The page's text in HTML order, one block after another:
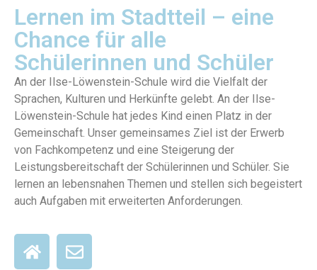
Lernen im Stadtteil – eine
Chance für alle
Schülerinnen und Schüler
An der Ilse-Löwenstein-Schule wird die Vielfalt der
Sprachen, Kulturen und Herkünfte gelebt. An der Ilse-
Löwenstein-Schule hat jedes Kind einen Platz in der
Gemeinschaft. Unser gemeinsames Ziel ist der Erwerb
von Fachkompetenz und eine Steigerung der
Leistungsbereitschaft der Schülerinnen und Schüler. Sie
lernen an lebensnahen Themen und stellen sich begeistert
auch Aufgaben mit erweiterten Anforderungen.